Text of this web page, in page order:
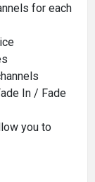
for each
In / Fade
you to